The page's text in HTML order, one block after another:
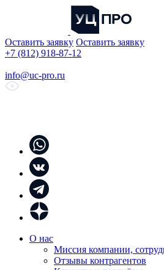
Оставить заявку Оставить заявку
+7 (812) 918-87-12
info@uc-pro.ru
О нас
Миссия компании,
Отзывы контрагентов